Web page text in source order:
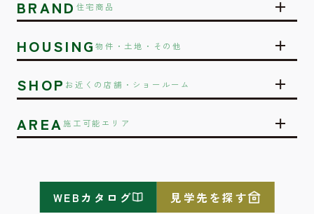
BRAND 住宅商品
HOUSING物件・土地・その他
SHOP お近くの店舗・ショールーム
AREA施工可能エリア
WEBカタログ 見学先を探す